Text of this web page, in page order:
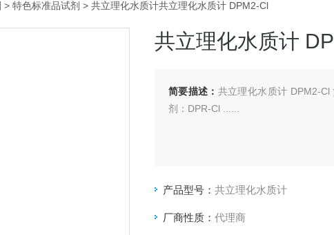
> 特色标准品试剂 > 共立理化水质计共立理化水质计 DPM2-Cl
共立理化水质计
简要描述： 共立理化水质计 DPM2-
剂：DPR-Cl ......
产品型号： 共立理化水质计
厂商性质： 代理商